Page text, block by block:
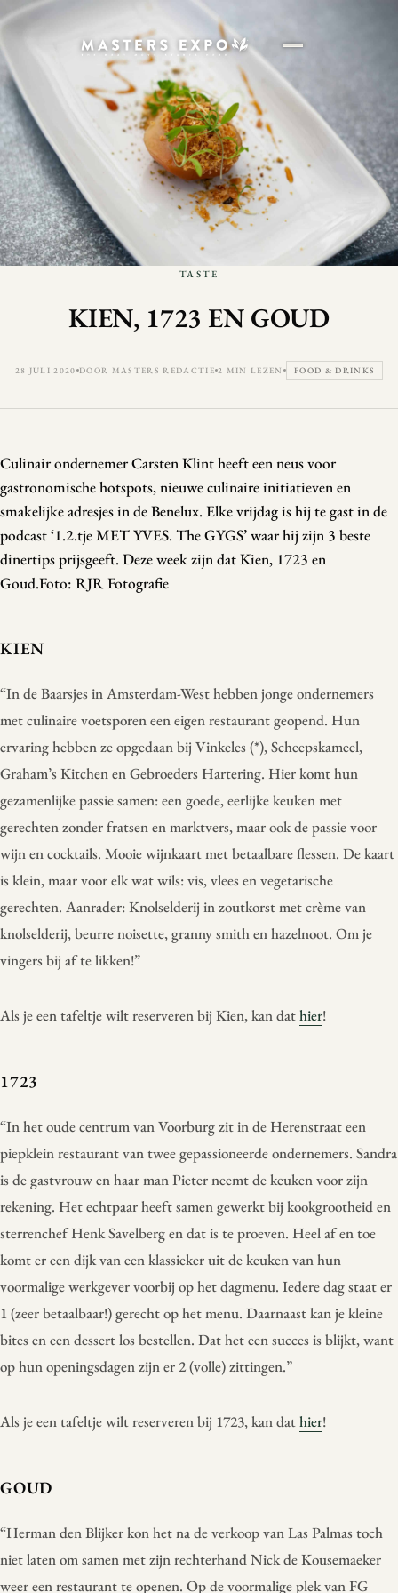
TASTE
KIEN, 1723 EN GOUD
28 JULI 2020 DOOR MASTERS REDACTIE 2 MIN LEZEN FOOD & DRINKS
Culinair ondernemer Carsten Klint heeft een neus voor
gastronomische hotspots, nieuwe culinaire initiatieven en
smakelijke adresjes in de Benelux. Elke vrijdag is hij te gast in de
podcast ‘1.2.tje MET YVES. The GYGS’ waar hij zijn 3 beste
dinertips prijsgeeft. Deze week zijn dat Kien, 1723 en
Goud.Foto: RJR Fotografie
KIEN
“In de Baarsjes in Amsterdam-West hebben jonge ondernemers
met culinaire voetsporen een eigen restaurant geopend. Hun
ervaring hebben ze opgedaan bij Vinkeles (*), Scheepskameel,
Graham’s Kitchen en Gebroeders Hartering. Hier komt hun
gezamenlijke passie samen: een goede, eerlijke keuken met
gerechten zonder fratsen en marktvers, maar ook de passie voor
wijn en cocktails. Mooie wijnkaart met betaalbare flessen. De kaart
is klein, maar voor elk wat wils: vis, vlees en vegetarische
gerechten. Aanrader: Knolselderij in zoutkorst met crème van
knolselderij, beurre noisette, granny smith en hazelnoot. Om je
vingers bij af te likken!”
Als je een tafeltje wilt reserveren bij Kien, kan dathier!
1723
“In het oude centrum van Voorburg zit in de Herenstraat een
piepklein restaurant van twee gepassioneerde ondernemers. Sandra
is de gastvrouw en haar man Pieter neemt de keuken voor zijn
rekening. Het echtpaar heeft samen gewerkt bij kookgrootheid en
sterrenchef Henk Savelberg en dat is te proeven. Heel af en toe
komt er een dijk van een klassieker uit de keuken van hun
voormalige werkgever voorbij op het dagmenu. Iedere dag staat er
1 (zeer betaalbaar!) gerecht op het menu. Daarnaast kan je kleine
bites en een dessert los bestellen. Dat het een succes is blijkt, want
op hun openingsdagen zijn er 2 (volle) zittingen.”
Als je een tafeltje wilt reserveren bij 1723, kan dathier!
GOUD
“Herman den Blijker kon het na de verkoop van Las Palmas toch
niet laten om samen met zijn rechterhand Nick de Kousemaeker
weer een restaurant te openen. Op de voormalige plek van FG